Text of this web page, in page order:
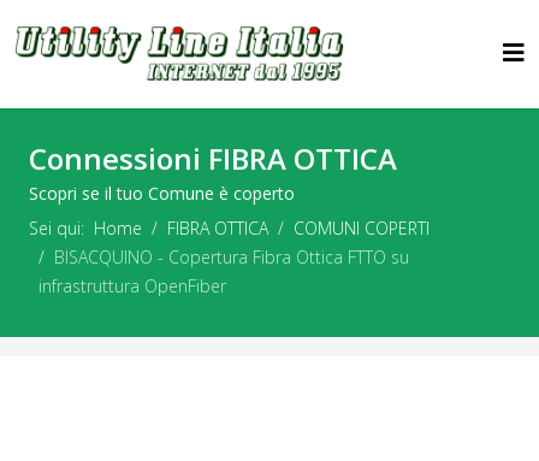
Connessioni FIBRA OTTICA
Scopri se il tuo Comune è coperto
Sei qui: Home FIBRA OTTICA
COMUNI COPERTI
BISACQUINO - Copertura Fibra Ottica FTTO su
infrastruttura OpenFiber